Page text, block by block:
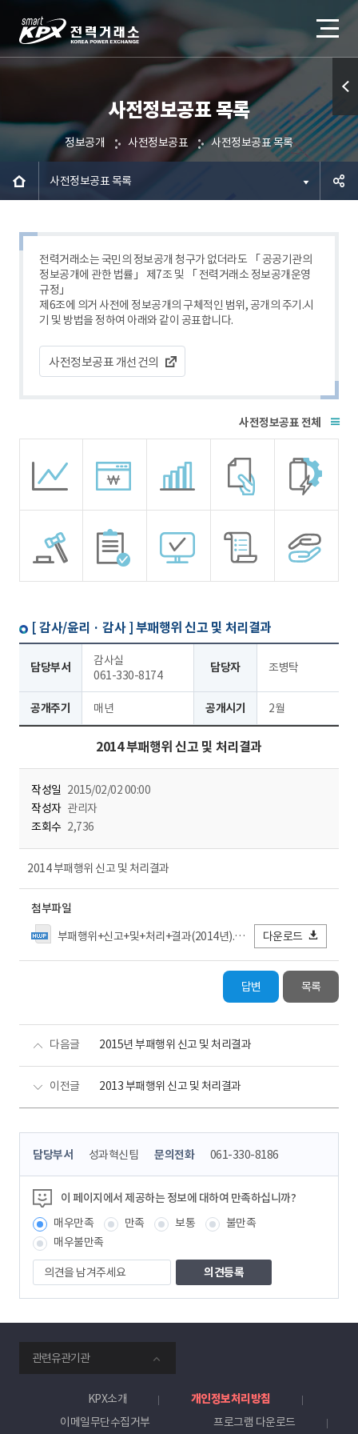
사전정보공표 목록
정보공개 사전정보공표 사전정보공표 목록
사전정보공표 목록
전력거래소는 국민의 정보공개 청구가 없더라도 「 공공기관의
정보공개에 관한 법률」 제7조 및 「 전력거래소 정보공개운영
규정」
제6조에 의거 사전에 정보공개의 구체적인 범위, 공개의 주기.시
기 및 방법을 정하여 아래와 같이 공표합니다.
사전정보공표 개선건의
전체
[ 감사/윤리 · 감사 ] 부패행위 신고 및 처리결과
담당부서
감사실
061-330-8174
담당자 조병탁
공개주기 매년 공개시기 2월
2014 부패행위 신고 및 처리결과
작성일 2015/02/02 00:00
작성자 관리자
조회수 2,736
2014 부패행위 신고 및 처리결과
첨부파일
부패행위+신고+및+처리+결과(2014년).hwp
다운로드
답변 목록
다음글 2015년 부패행위 신고 및 처리결과
이전글 2013 부패행위 신고 및 처리결과
콘
츠
정
보
책
임
자
담당부서 성과혁신팀 문의전화 061-330-8186
이 페이지에서 제공하는 정보에 대하여 만족하십니까?
매우만족
만족 보통
불만족
매우불만족
의
견
을
겨
주
세
요
관련유관기관
KPX소개
개인정보처리방침
이메일무단수집거부
프로그램 다운로드
퀵메
뉴 열
기